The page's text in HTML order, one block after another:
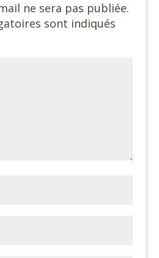
ne sera pas publiée.
sont indiqués